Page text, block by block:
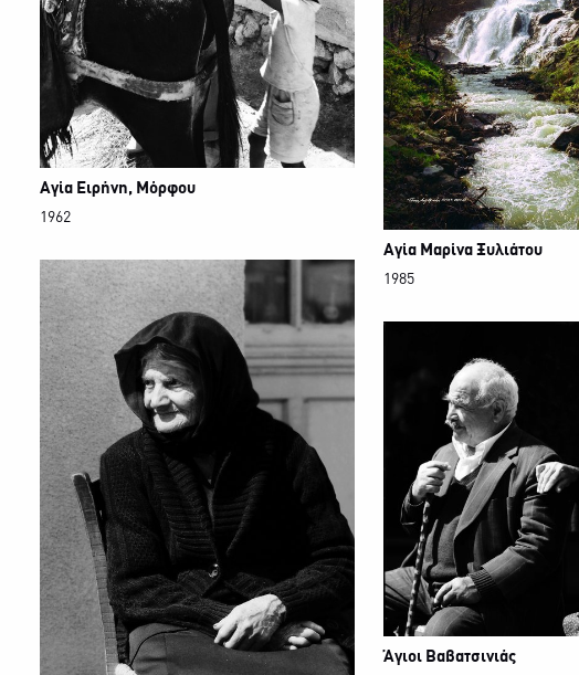
Αγία Ειρήνη, Μόρφου
1962
Αγία Μαρίνα Ξυλιάτου
1985
Άγιοι Βαβατσινιάς